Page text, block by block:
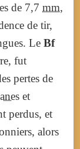
de 7,7 mm,
de tir,
Le Bf
fut
pertes de
et
perdus, et
alors